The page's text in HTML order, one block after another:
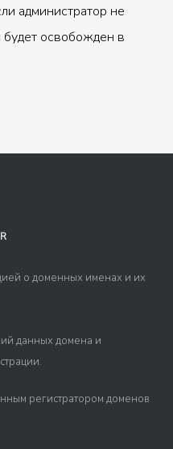
администратор не
будет освобожден в
о доменных именах и их
данных домена и
регистратором доменов